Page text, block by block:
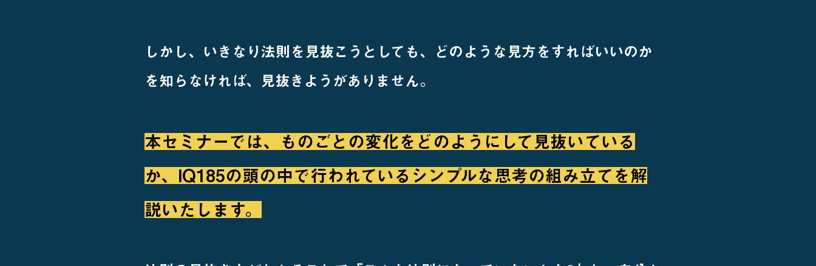
しかし、いきなり法則を見抜こうとしても、どのような見方をすればいいのか
を知らなければ、見抜きようがありません。
本セミナーでは、ものごとの変化をどのようにして見抜いている
か、IQ185の頭の中で行われているシンプルな思考の組み立てを解
説いたします。